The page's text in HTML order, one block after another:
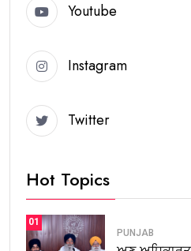
Youtube
Instagram
Twitter
Hot Topics
01
PUNJAB